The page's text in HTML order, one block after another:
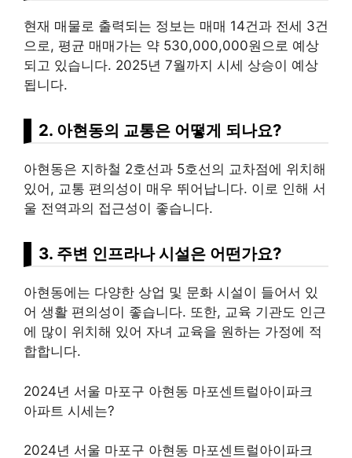
현재 매물로 출력되는 정보는 매매 14건과 전세 3건
으로, 평균 매매가는 약 530,000,000원으로 예상
되고 있습니다. 2025년 7월까지 시세 상승이 예상
됩니다.
2. 아현동의 교통은 어떻게 되나요?
아현동은 지하철 2호선과 5호선의 교차점에 위치해
있어, 교통 편의성이 매우 뛰어납니다. 이로 인해 서
울 전역과의 접근성이 좋습니다.
3. 주변 인프라나 시설은 어떤가요?
아현동에는 다양한 상업 및 문화 시설이 들어서 있
어 생활 편의성이 좋습니다. 또한, 교육 기관도 인근
에 많이 위치해 있어 자녀 교육을 원하는 가정에 적
합합니다.
2024년 서울 마포구 아현동 마포센트럴아이파크
아파트 시세는?
2024년 서울 마포구 아현동 마포센트럴아이파크